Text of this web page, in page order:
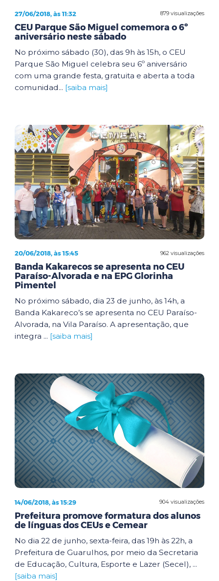
879 visualizações
27/06/2018, às 11:32
CEU Parque São Miguel comemora o 6º
aniversário neste sábado
No próximo sábado (30), das 9h às 15h, o CEU
Parque São Miguel celebra seu 6º aniversário
com uma grande festa, gratuita e aberta a toda
comunidad... [saiba mais]
962 visualizações
20/06/2018, às 15:45
Banda Kakarecos se apresenta no CEU
Paraíso-Alvorada e na EPG Glorinha
Pimentel
No próximo sábado, dia 23 de junho, às 14h, a
Banda Kakareco’s se apresenta no CEU Paraíso-
Alvorada, na Vila Paraíso. A apresentação, que
integra ... [saiba mais]
904 visualizações
14/06/2018, às 15:29
Prefeitura promove formatura dos alunos
de línguas dos CEUs e Cemear
No dia 22 de junho, sexta-feira, das 19h às 22h, a
Prefeitura de Guarulhos, por meio da Secretaria
de Educação, Cultura, Esporte e Lazer (Secel), ...
[saiba mais]